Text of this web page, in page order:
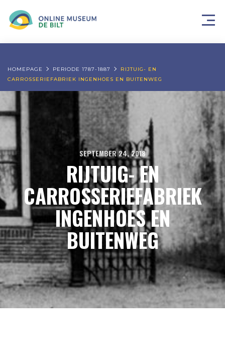
HOMEPAGE PERIODE 1787-1887
RIJTUIG- EN
CARROSSERIEFABRIEK INGENHOES EN BUITENWEG
SEPTEMBER 24, 2018
RIJTUIG- EN
CARROSSERIEFABRIEK
INGENHOES EN
BUITENWEG